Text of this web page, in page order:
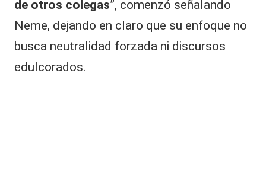
de otros colegas”, comenzó señalando
Neme, dejando en claro que su enfoque no
busca neutralidad forzada ni discursos
edulcorados.